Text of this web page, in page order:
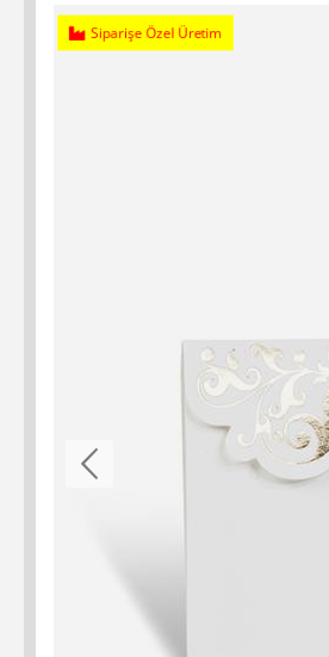
Siparişe Özel Üretim